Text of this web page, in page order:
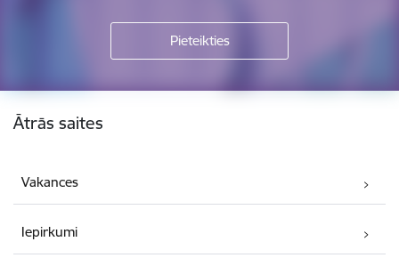
Kājene
Ātrās saites
Vakances
Iepirkumi